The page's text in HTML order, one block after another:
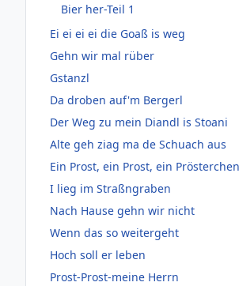
Bier her-Teil 1
Ei ei ei ei die Goaß is weg
Gehn wir mal rüber
Gstanzl
Da droben auf'm Bergerl
Der Weg zu mein Diandl is Stoani
Alte geh ziag ma de Schuach aus
Ein Prost, ein Prost, ein
I lieg im Straßngraben
Nach Hause gehn wir nicht
Wenn das so weitergeht
Hoch soll er leben
Prost-Prost-meine Herrn